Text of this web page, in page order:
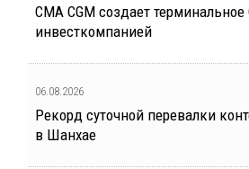
CMA CGM создает
инвесткомпанией
06.08.2026
Рекорд суточной перевалки
в Шанхае